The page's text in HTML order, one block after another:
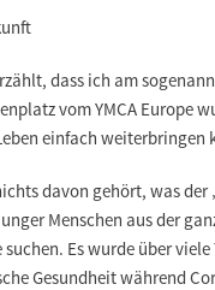
dass ich am
vom YMCA Europe
einfach weiterbringen
davon gehört, was der
Menschen aus der
. Es wurde über
Gesundheit während